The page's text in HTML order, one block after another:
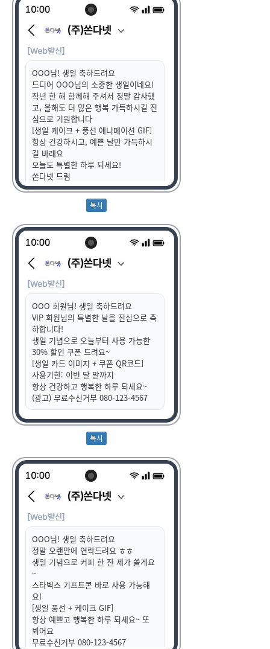
OOO님! 생일 축하드려요
드디어 OOO님의 소중한 생일이네요!
작년 한 해 함께해 주셔서 정말 감사했
고, 올해도 더 많은 행복 가득하시길 진
심으로 기원합니다
[생일 케이크 + 풍선 애니메이션 GIF]
항상 건강하시고, 예쁜 날만 가득하시
길 바래요
오늘도 특별한 하루 되세요!
쏜다넷 드림
OOO 회원님! 생일 축하드려요
VIP 회원님의 특별한 날을 진심으로 축
하합니다!
생일 기념으로 오늘부터 사용 가능한
30% 할인 쿠폰 드려요~
[생일 카드 이미지 + 쿠폰 QR코드]
사용기한: 이번 달 말까지
항상 건강하고 행복한 하루 되세요~
(광고) 무료수신거부 080-123-4567
OOO님! 생일 축하드려요
정말 오랜만에 연락드려요 ㅎㅎ
생일 기념으로 커피 한 잔 제가 쏠게요
~
스타벅스 기프트콘 바로 사용 가능해
요!
[생일 풍선 + 케이크 GIF]
항상 예쁘고 행복한 하루 되세요~ 또
뵈어요
무료수신거부 080-123-4567